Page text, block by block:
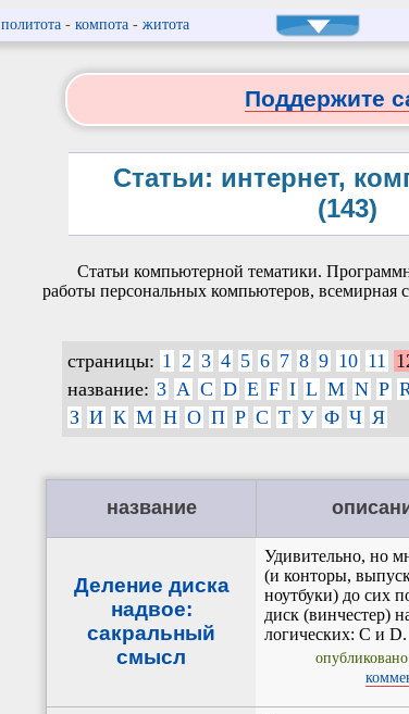
политота- компота- житота
Поддержите
Статьи: интернет,
(143)
Статьи компьютерной тематики.
работы персональных компьютеров, всемирная
страницы: 1 2 3 4 5 6 7 8 9 10 11
название: 3 A C D E F I L M N P
З И К М Н О П Р С Т У Ф Ч Я
название
Деление диска
надвое:
сакральный
смысл
Удивительно, но
(и конторы,
ноутбуки) до сих
диск (винчестер)
логических: C и D.